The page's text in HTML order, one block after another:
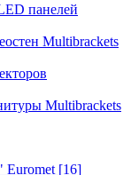
панелей
Multibrackets
Multibrackets
Euromet [16]